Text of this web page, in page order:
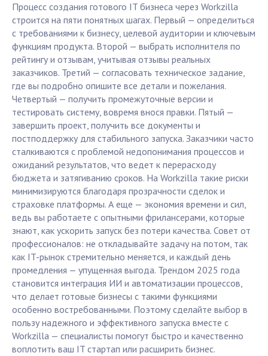
Процесс создания готового IT бизнеса через Workzilla
строится на пяти понятных шагах. Первый — определиться
с требованиями к бизнесу, целевой аудитории и ключевым
функциям продукта. Второй — выбрать исполнителя по
рейтингу и отзывам, учитывая отзывы реальных
заказчиков. Третий — согласовать техническое задание,
где вы подробно опишите все детали и пожелания.
Четвертый — получить промежуточные версии и
тестировать систему, вовремя внося правки. Пятый —
завершить проект, получить все документы и
постподдержку для стабильного запуска. Заказчики часто
сталкиваются с проблемой недопонимания процессов и
ожиданий результатов, что ведет к перерасходу
бюджета и затягиванию сроков. На Workzilla такие риски
минимизируются благодаря прозрачности сделок и
страховке платформы. А еще — экономия времени и сил,
ведь вы работаете с опытными фрилансерами, которые
знают, как ускорить запуск без потери качества. Совет от
профессионалов: не откладывайте задачу на потом, так
как IT-рынок стремительно меняется, и каждый день
промедления — упущенная выгода. Трендом 2025 года
становится интеграция ИИ и автоматизации процессов,
что делает готовые бизнесы с такими функциями
особенно востребованными. Поэтому сделайте выбор в
пользу надежного и эффективного запуска вместе с
Workzilla — специалисты помогут быстро и качественно
воплотить ваш IT стартап или расширить бизнес.